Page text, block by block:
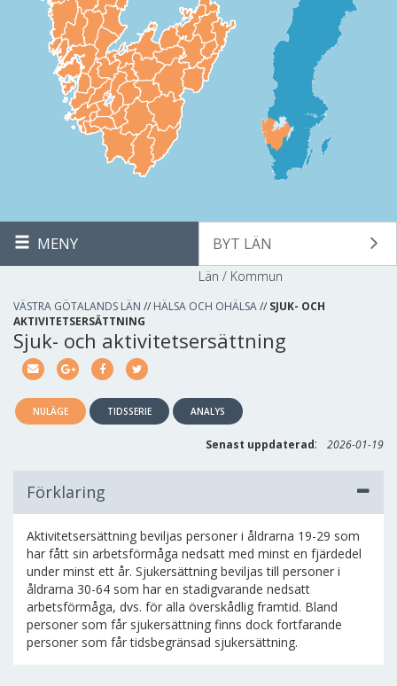
MENY BYT LÄN
Län / Kommun
VÄSTRA GÖTALANDS LÄN // HÄLSA OCH OHÄLSA// SJUK- OCH
AKTIVITETSERSÄTTNING
Sjuk- och aktivitetsersättning
NULÄGE TIDSSERIE ANALYS
Senast uppdaterad: 2026-01-19
Förklaring
Aktivitetsersättning beviljas personer i åldrarna 19-29 som
har fått sin arbetsförmåga nedsatt med minst en fjärdedel
under minst ett år. Sjukersättning beviljas till personer i
åldrarna 30-64 som har en stadigvarande nedsatt
arbetsförmåga, dvs. för alla överskådlig framtid. Bland
personer som får sjukersättning finns dock fortfarande
personer som får tidsbegränsad sjukersättning.